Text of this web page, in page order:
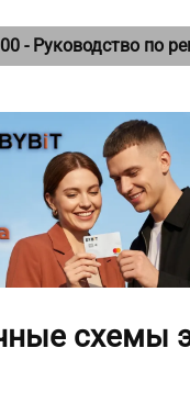
- Руководство по
схемы